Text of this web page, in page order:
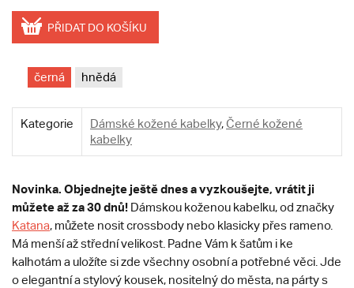
PŘIDAT DO KOŠÍKU
černá hnědá
Kategorie Dámské kožené kabelky,Černé kožené
kabelky
Novinka. Objednejte ještě dnes a vyzkoušejte, vrátit ji
můžete až za 30 dnů! Dámskou koženou kabelku, od značky
Katana, můžete nosit crossbody nebo klasicky přes rameno.
Má menší až střední velikost. Padne Vám k šatům i ke
kalhotám a uložíte si zde všechny osobní a potřebné věci. Jde
o elegantní a stylový kousek, nositelný do města, na párty s